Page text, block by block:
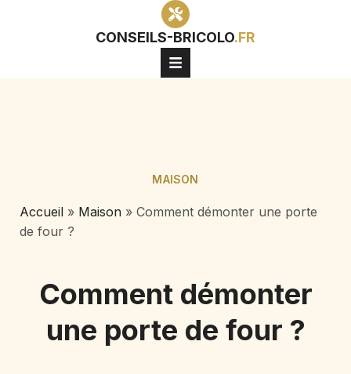
CONSEILS-BRICOLO.FR
MAISON
Accueil » Maison » Comment démonter une porte
de four ?
Comment démonter
une porte de four ?